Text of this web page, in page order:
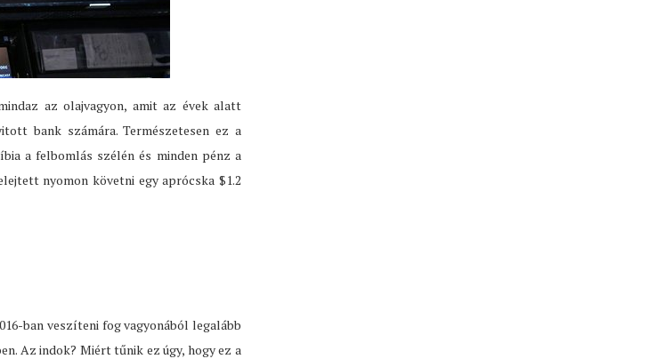
az olajvagyon, amit az évek alatt
bank számára. Természetesen ez a
a felbomlás szélén és minden pénz a
nyomon követni egy aprócska $1.2
ban veszíteni fog vagyonából legalább
Az indok? Miért tűnik ez úgy, hogy ez a